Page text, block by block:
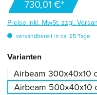
730,01 €*
Preise inkl. MwSt. zzgl.
versandbereit in ca. 25 Tage
Variantenauswählen
Airbeam 300x40x10
Airbeam 500x40x10